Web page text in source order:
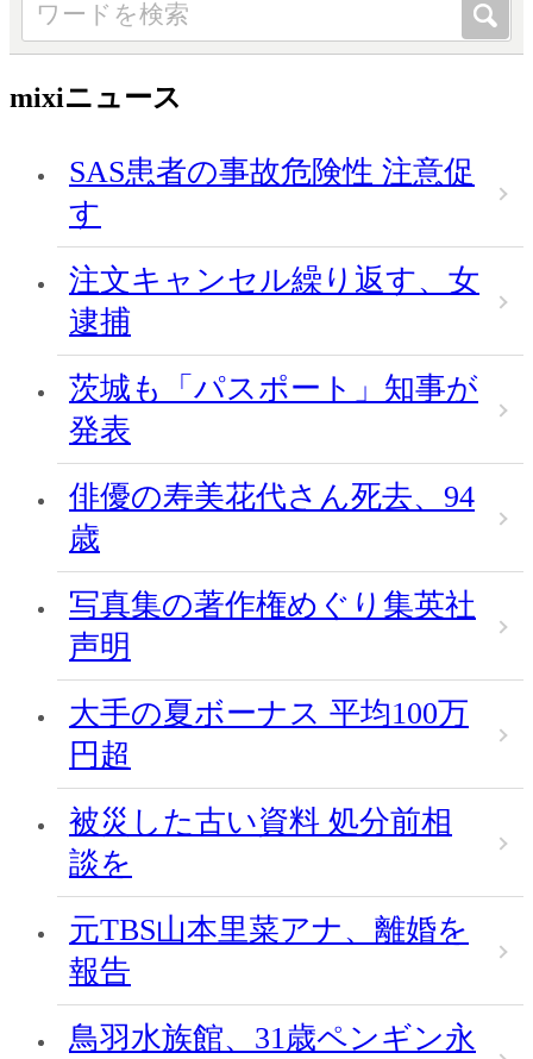
mixiニュース
SAS患者の事故危険性 注意促
す
注文キャンセル繰り返す、女
逮捕
茨城も「パスポート」知事が
発表
俳優の寿美花代さん死去、94
歳
写真集の著作権めぐり集英社
声明
大手の夏ボーナス 平均100万
円超
被災した古い資料 処分前相
談を
元TBS山本里菜アナ、離婚を
報告
鳥羽水族館、31歳ペンギン永